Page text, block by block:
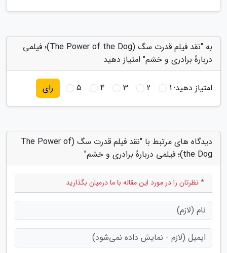
به "نقد فیلم قدرت سگ (The Power of the Dog)؛ فیلمی
دربارۀ برادری و خشم" امتیاز دهید
امتیاز دهید:1
2
3
4
5 رای
دیدگاه های مرتبط با "نقد فیلم قدرت سگ (The Power of
the Dog)؛ فیلمی دربارۀ برادری و خشم"
* نظرتان را در مورد این مقاله با ما درمیان بگذارید